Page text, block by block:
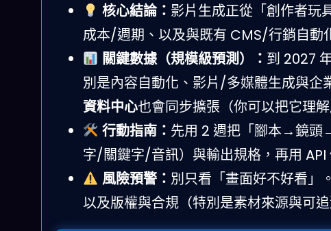
核心結論： 影片生成正從「創作者玩
成本/週期、以及與既有 CMS/行銷自動
關鍵數據（規模級預測）： 到 2027
別是內容自動化、影片/多媒體生成與企
資料中心也會同步擴張（你可以把它理
行動指南： 先用 2 週把「腳本→鏡頭
字/關鍵字/音訊）與輸出規格，再用
風險預警： 別只看「畫面好不好看」
以及版權與合規（特別是素材來源與可追